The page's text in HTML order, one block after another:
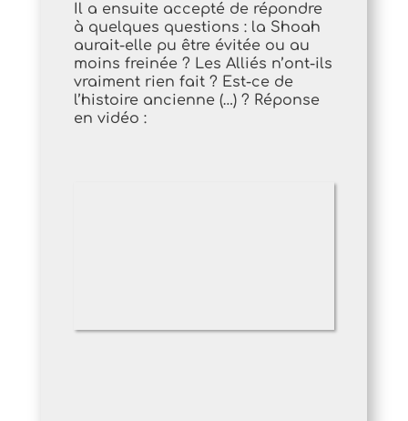
Il a ensuite accepté de répondre
à quelques questions : la Shoah
aurait-elle pu être évitée ou au
moins freinée ? Les Alliés n’ont-ils
vraiment rien fait ? Est-ce de
l’histoire ancienne (…) ? Réponse
en vidéo :